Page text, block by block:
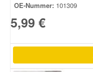
OE-Nummer: 101309
5,99 €